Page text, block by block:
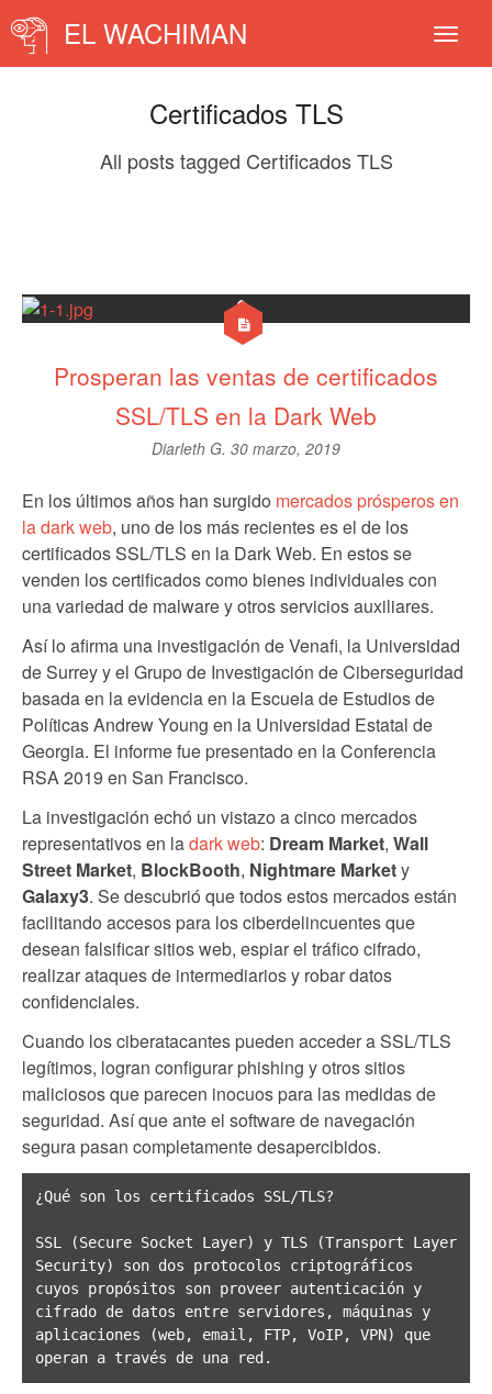
EL WACHIMAN
Certificados TLS
All posts tagged Certificados TLS
Prosperan las ventas de certificados
SSL/TLS en la Dark Web
Diarleth G. 30 marzo, 2019
En los últimos años han surgido mercados prósperos en
la dark web, uno de los más recientes es el de los
certificados SSL/TLS en la Dark Web. En estos se
venden los certificados como bienes individuales con
una variedad de malware y otros servicios auxiliares.
Así lo afirma una investigación de Venafi, la Universidad
de Surrey y el Grupo de Investigación de Ciberseguridad
basada en la evidencia en la Escuela de Estudios de
Políticas Andrew Young en la Universidad Estatal de
Georgia. El informe fue presentado en la Conferencia
RSA 2019 en San Francisco.
La investigación echó un vistazo a cinco mercados
representativos en ladark web: Dream Market, Wall
Street Market, BlockBooth, Nightmare Markety
Galaxy3. Se descubrió que todos estos mercados están
facilitando accesos para los ciberdelincuentes que
desean falsificar sitios web, espiar el tráfico cifrado,
realizar ataques de intermediarios y robar datos
confidenciales.
Cuando los ciberatacantes pueden acceder a SSL/TLS
legítimos, logran configurar phishing y otros sitios
maliciosos que parecen inocuos para las medidas de
seguridad. Así que ante el software de navegación
segura pasan completamente desapercibidos.
¿Qué son los certificados SSL/TLS?
SSL (Secure Socket Layer) y TLS (Transport Layer
Security) son dos protocolos criptográficos
cuyos propósitos son proveer autenticación y
cifrado de datos entre servidores, máquinas y
aplicaciones (web, email, FTP, VoIP, VPN) que
operan a través de una red.